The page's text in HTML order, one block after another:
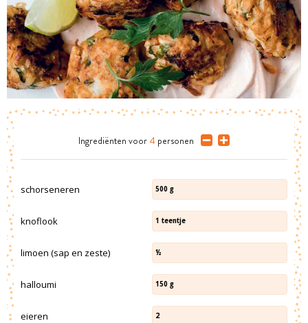
Ingrediënten voor 4 personen
schorseneren 500 g
knoflook 1 teentje
limoen (sap en zeste) ½
halloumi 150 g
eieren 2